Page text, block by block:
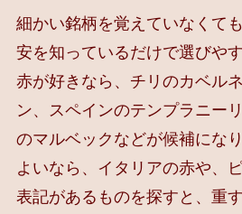
細かい銘柄を覚えていなくて
安を知っているだけで選びや
赤が好きなら、チリのカベル
ン、スペインのテンプラニー
のマルベックなどが候補にな
よいなら、イタリアの赤や、
表記があるものを探すと、重